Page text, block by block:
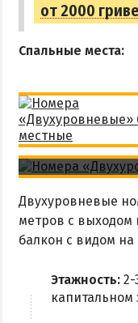
Источники в
ЛЕЧЕНИЕ И
Глицериновое
Зябловское Озеро
Розовое Озеро
Сиваш
от 2000
Спальные места:
Двухуровневые
метров с выходом
балкон с видом
Этажность: 2-
капитальном